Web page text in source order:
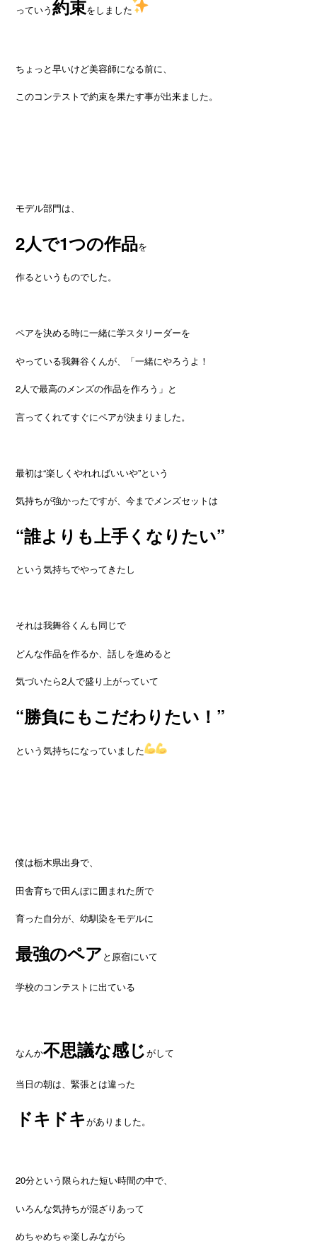
っていう約束をしました
ちょっと早いけど美容師になる前に、
このコンテストで約束を果たす事が出来ました。
モデル部門は、
2人で1つの作品を
作るというものでした。
ペアを決める時に一緒に学スタリーダーを
やっている我舞谷くんが、「一緒にやろうよ！
2人で最高のメンズの作品を作ろう」と
言ってくれてすぐにペアが決まりました。
最初は“楽しくやれればいいや”という
気持ちが強かったですが、今までメンズセットは
“誰よりも上手くなりたい”
という気持ちでやってきたし
それは我舞谷くんも同じで
どんな作品を作るか、話しを進めると
気づいたら2人で盛り上がっていて
“勝負にもこだわりたい！”
という気持ちになっていました
僕は栃木県出身で、
田舎育ちで田んぼに囲まれた所で
育った自分が、幼馴染をモデルに
最強のペアと原宿にいて
学校のコンテストに出ている
なんか不思議な感じがして
当日の朝は、緊張とは違った
ドキドキがありました。
20分という限られた短い時間の中で、
いろんな気持ちが混ざりあって
めちゃめちゃ楽しみながら